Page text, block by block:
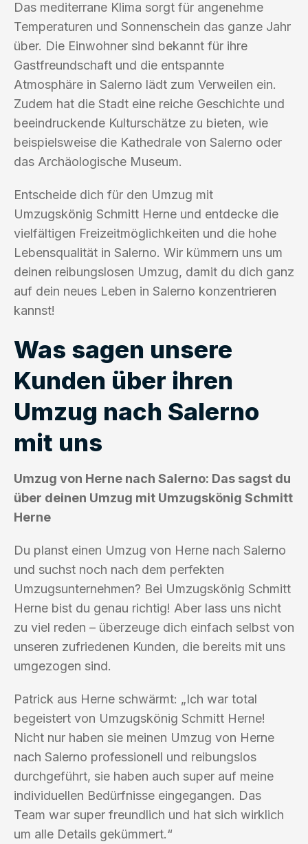
Das mediterrane Klima sorgt für angenehme
Temperaturen und Sonnenschein das ganze Jahr
über. Die Einwohner sind bekannt für ihre
Gastfreundschaft und die entspannte
Atmosphäre in Salerno lädt zum Verweilen ein.
Zudem hat die Stadt eine reiche Geschichte und
beeindruckende Kulturschätze zu bieten, wie
beispielsweise die Kathedrale von Salerno oder
das Archäologische Museum.
Entscheide dich für den Umzug mit
Umzugskönig Schmitt Herne und entdecke die
vielfältigen Freizeitmöglichkeiten und die hohe
Lebensqualität in Salerno. Wir kümmern uns um
deinen reibungslosen Umzug, damit du dich ganz
auf dein neues Leben in Salerno konzentrieren
kannst!
Was sagen unsere
Kunden über ihren
Umzug nach Salerno
mit uns
Umzug von Herne nach Salerno: Das sagst du
über deinen Umzug mit Umzugskönig Schmitt
Herne
Du planst einen Umzug von Herne nach Salerno
und suchst noch nach dem perfekten
Umzugsunternehmen? Bei Umzugskönig Schmitt
Herne bist du genau richtig! Aber lass uns nicht
zu viel reden – überzeuge dich einfach selbst von
unseren zufriedenen Kunden, die bereits mit uns
umgezogen sind.
Patrick aus Herne schwärmt: „Ich war total
begeistert von Umzugskönig Schmitt Herne!
Nicht nur haben sie meinen Umzug von Herne
nach Salerno professionell und reibungslos
durchgeführt, sie haben auch super auf meine
individuellen Bedürfnisse eingegangen. Das
Team war super freundlich und hat sich wirklich
um alle Details gekümmert.“